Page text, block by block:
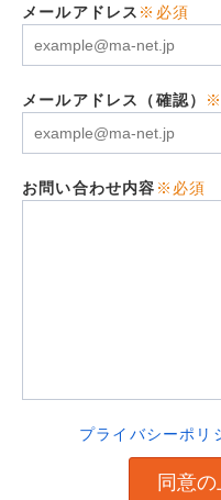
メールアドレス ※必須
メールアドレス（確認） ※
お問い合わせ内容 ※必須
プライバシーポリ